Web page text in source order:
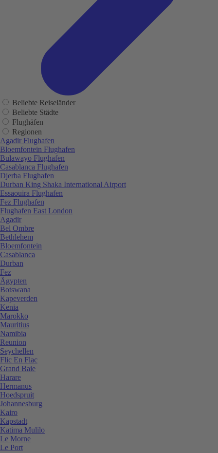
Beliebte Reiseländer
Beliebte Städte
Flughäfen
Regionen
Agadir Flughafen
Bloemfontein Flughafen
Bulawayo Flughafen
Casablanca Flughafen
Djerba Flughafen
Durban King Shaka International Airport
Essaouira Flughafen
Fez Flughafen
Flughafen East London
Agadir
Bel Ombre
Bethlehem
Bloemfontein
Casablanca
Durban
Fez
Ägypten
Botswana
Kapeverden
Kenia
Marokko
Mauritius
Namibia
Reunion
Seychellen
Flic En Flac
Grand Baie
Harare
Hermanus
Hoedspruit
Johannesburg
Kairo
Kapstadt
Katima Mulilo
Le Morne
Le Port